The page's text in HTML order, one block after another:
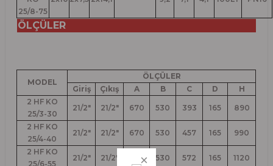
25/8-75
ÖLÇÜLER
MODEL
ÖLÇÜLER
Giriş
Çıkış A B C D
H
2 HF KO
25/3-30
21/2" 21/2" 670 530 393 165 890
2 HF KO
25/4-40
21/2" 21/2" 670 530 457 165 990
2 HF KO
25/6-55
21/2" 21/2" 670 530 572 165 1120